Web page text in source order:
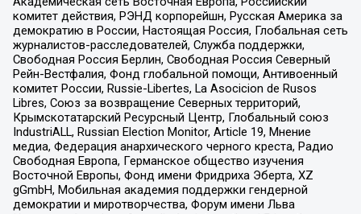
комитет действия, РЭНД корпорейшн, Русская Америка за
демократию в России, Настоящая Россия, Глобальная сеть
журналистов-расследователей, Служба поддержки,
Свободная Россия Берлин, Свободная Россия Северный
Рейн-Вестфалия, Фонд глобальной помощи, Антивоенный
комитет России, Russie-Libertes, La Asocicion de Rusos
Libres, Союз за возвращение Северных территорий,
Крымскотатарский Ресурсный Центр, Глобальный союз
IndustriALL, Russian Election Monitor, Article 19, Мнение
медиа, Федерация анархического черного креста, Радио
Свободная Европа, Германское общество изучения
Восточной Европы, Фонд имени Фридриха Эберта, XZ
gGmbH, Мобильная академия поддержки гендерной
демократии и миротворчества, Форум имени Льва